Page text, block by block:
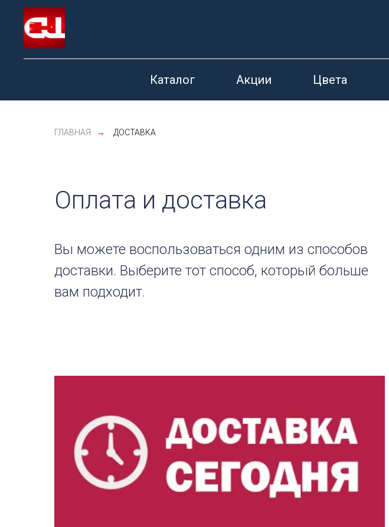
Каталог Акции Цвета
ГЛАВНАЯ → ДОСТАВКА
Оплата и доставка
Вы можете воспользоваться одним из способов
доставки. Выберите тот способ, который больше
вам подходит.